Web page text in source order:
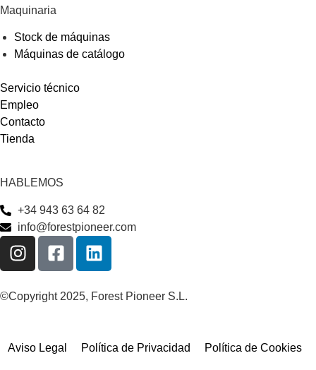
Maquinaria
Stock de máquinas
Máquinas de catálogo
Servicio técnico
Empleo
Contacto
Tienda
HABLEMOS
+34 943 63 64 82
info@forestpioneer.com
©Copyright 2025, Forest Pioneer S.L.
Aviso Legal Política de Privacidad Política de Cookies